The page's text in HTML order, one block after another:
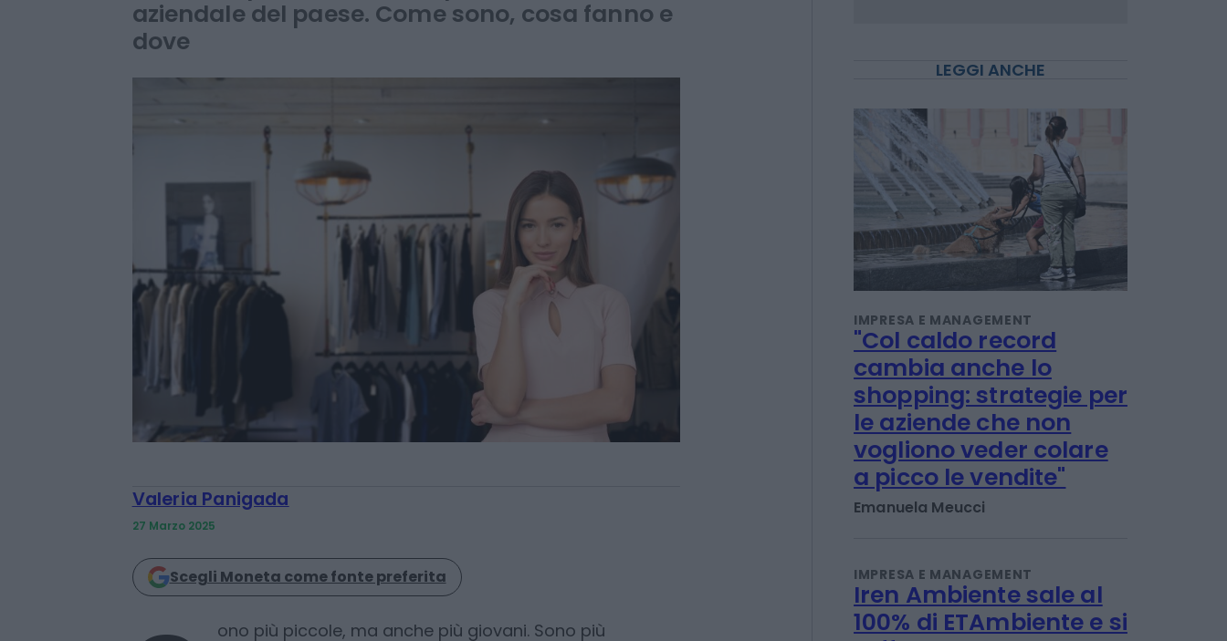
Sono 1,3 milioni le attività guidate da donne in
Italia, ricoprendo oltre un quarto del tessuto
Valeria Panigada
LEGGI ANCHE
IMPRESA E MANAGEMENT
"Col caldo record
cambia anche lo
shopping: strategie per
le aziende che non
Emanuela Meucci